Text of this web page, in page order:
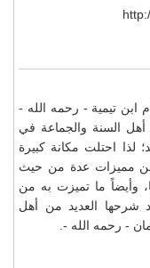
ابن تيمية - رحمه الله -
السنة والجماعة في
لذا احتلت مكانة كبيرة
من مميزات عدة من حيث
وأيضاً ما تميزت به من
شرحها العديد من أهل
- رحمه الله -.